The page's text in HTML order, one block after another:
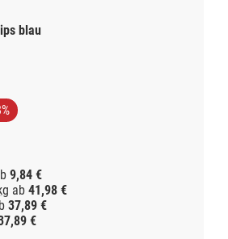
blau
9,84 €
ab 41,98 €
37,89 €
€